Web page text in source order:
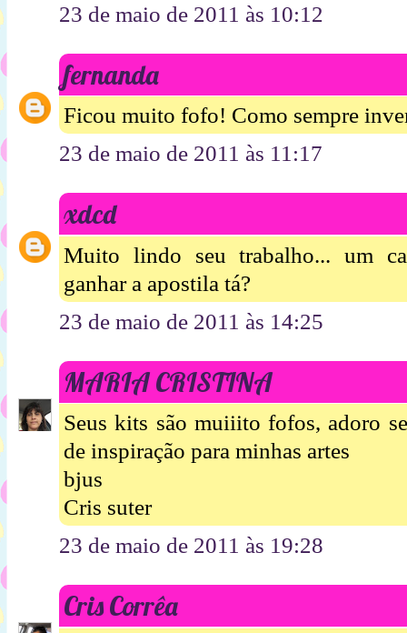
23 de maio de 2011 às 10:12
fernanda
Ficou muito fofo! Como sempre
23 de maio de 2011 às 11:17
xdcd
Muito lindo seu trabalho... um
ganhar a apostila tá?
23 de maio de 2011 às 14:25
MARIA CRISTINA
Seus kits são muiiito fofos, adoro
de inspiração para minhas artes
bjus
Cris suter
23 de maio de 2011 às 19:28
Cris Corrêa